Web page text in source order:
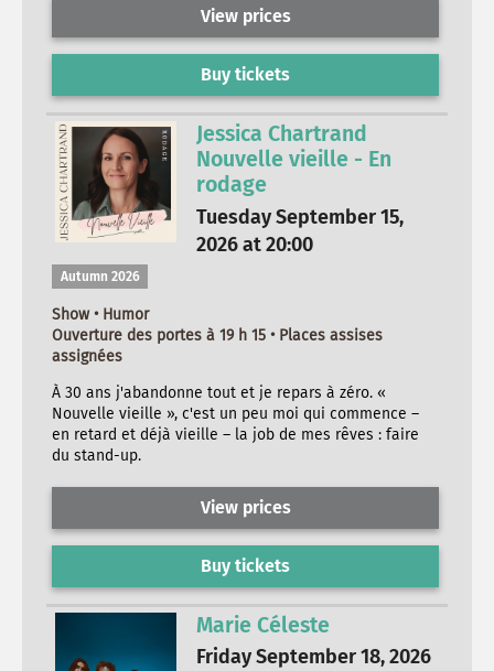
View prices
Buy tickets
Jessica Chartrand
Nouvelle vieille - En
rodage
Tuesday September 15,
2026 at 20:00
Autumn 2026
Show • Humor
Ouverture des portes à 19 h 15 • Places assises
assignées
À 30 ans j'abandonne tout et je repars à zéro. «
Nouvelle vieille », c'est un peu moi qui commence –
en retard et déjà vieille – la job de mes rêves : faire
du stand-up.
View prices
Buy tickets
Marie Céleste
Friday September 18, 2026